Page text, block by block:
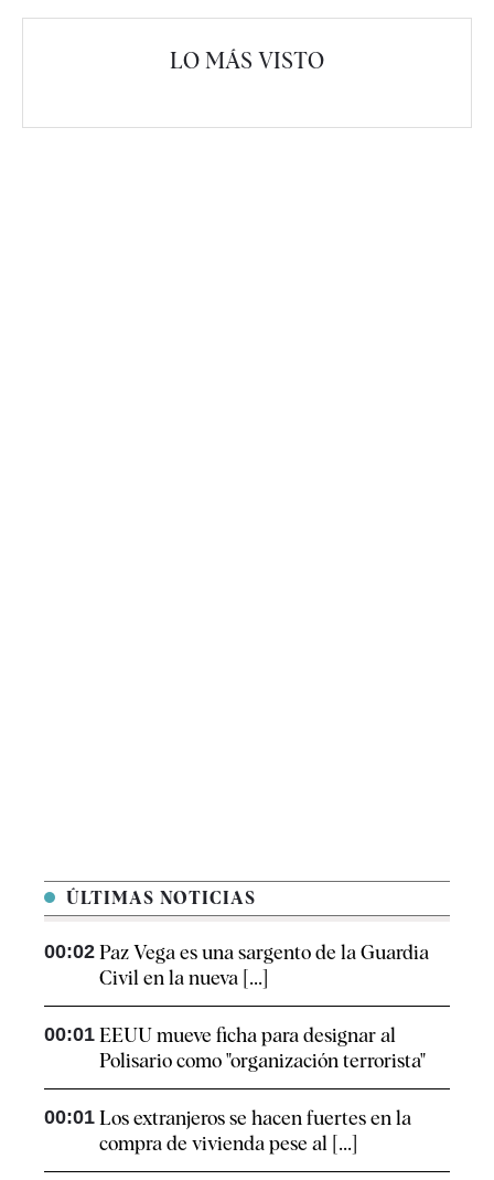
LO MÁS VISTO
ÚLTIMAS NOTICIAS
00:02 Paz Vega es una sargento de la Guardia
Civil en la nueva [...]
00:01 EEUU mueve ficha para designar al
Polisario como "organización terrorista"
00:01 Los extranjeros se hacen fuertes en la
compra de vivienda pese al [...]